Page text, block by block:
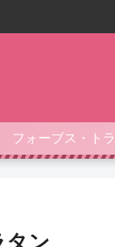
タン